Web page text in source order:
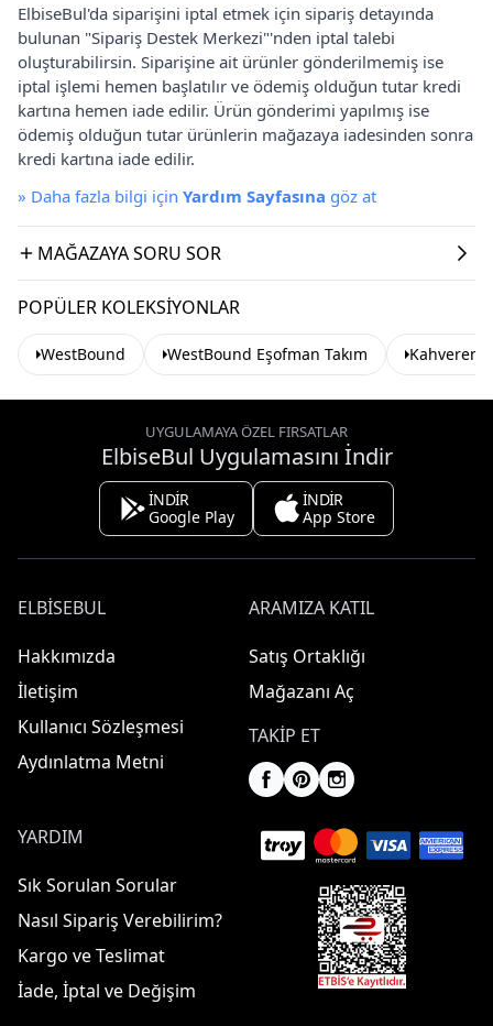
ElbiseBul'da siparişini iptal etmek için sipariş detayında
bulunan "Sipariş Destek Merkezi"'nden iptal talebi
oluşturabilirsin. Siparişine ait ürünler gönderilmemiş ise
iptal işlemi hemen başlatılır ve ödemiş olduğun tutar kredi
kartına hemen iade edilir. Ürün gönderimi yapılmış ise
ödemiş olduğun tutar ürünlerin mağazaya iadesinden sonra
kredi kartına iade edilir.
» Daha fazla bilgi için Yardım Sayfasına göz at
MAĞAZAYA SORU SOR
POPÜLER KOLEKSIYONLAR
WestBound WestBound Eşofman Takım
UYGULAMAYA ÖZEL FIRSATLAR
ElbiseBul Uygulamasını İndir
İNDİR
Google Play
İNDİR
App Store
ELBISEBUL
Hakkımızda
İletişim
Kullanıcı Sözleşmesi
Aydınlatma Metni
ARAMIZA KATIL
Satış Ortaklığı
Mağazanı Aç
TAKIP ET
YARDIM
Sık Sorulan Sorular
Nasıl Sipariş Verebilirim?
Kargo ve Teslimat
İade, İptal ve Değişim